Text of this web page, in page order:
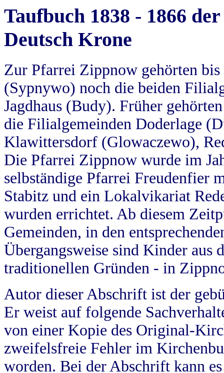
Taufbuch 1838 - 1866
Deutsch Krone
Zur Pfarrei Zippnow gehörten
(Sypnywo) noch die beiden
Jagdhaus (Budy). Früher
die Filialgemeinden Doderlage
Klawittersdorf (Glowaczewo),
Die Pfarrei Zippnow wurde im
selbständige Pfarrei Freudenfier
Stabitz und ein Lokalvikariat
wurden errichtet. Ab diesem
Gemeinden, in den
Übergangsweise sind Kinder aus
traditionellen Gründen - in
Autor dieser Abschrift ist der
Er weist auf folgende
von einer Kopie des Original-
zweifelsfreie Fehler im
worden. Bei der Abschrift kann